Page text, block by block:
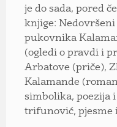
je do sada, pored
knjige:
pukovnika
(ogledi o pravdi i
Arbatove (priče),
Kalamande
simbolika, poezija
trifunović, pjesme